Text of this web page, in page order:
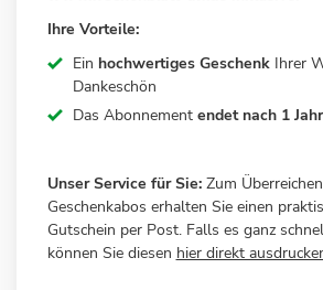
Ihre Vorteile:
Ein hochwertiges Geschenk Ihrer
Dankeschön
Das Abonnement endet nach 1
Unser Service für Sie:Zum
Geschenkabos erhalten Sie einen
Gutschein per Post. Falls es ganz
können Sie diesen hier direkt